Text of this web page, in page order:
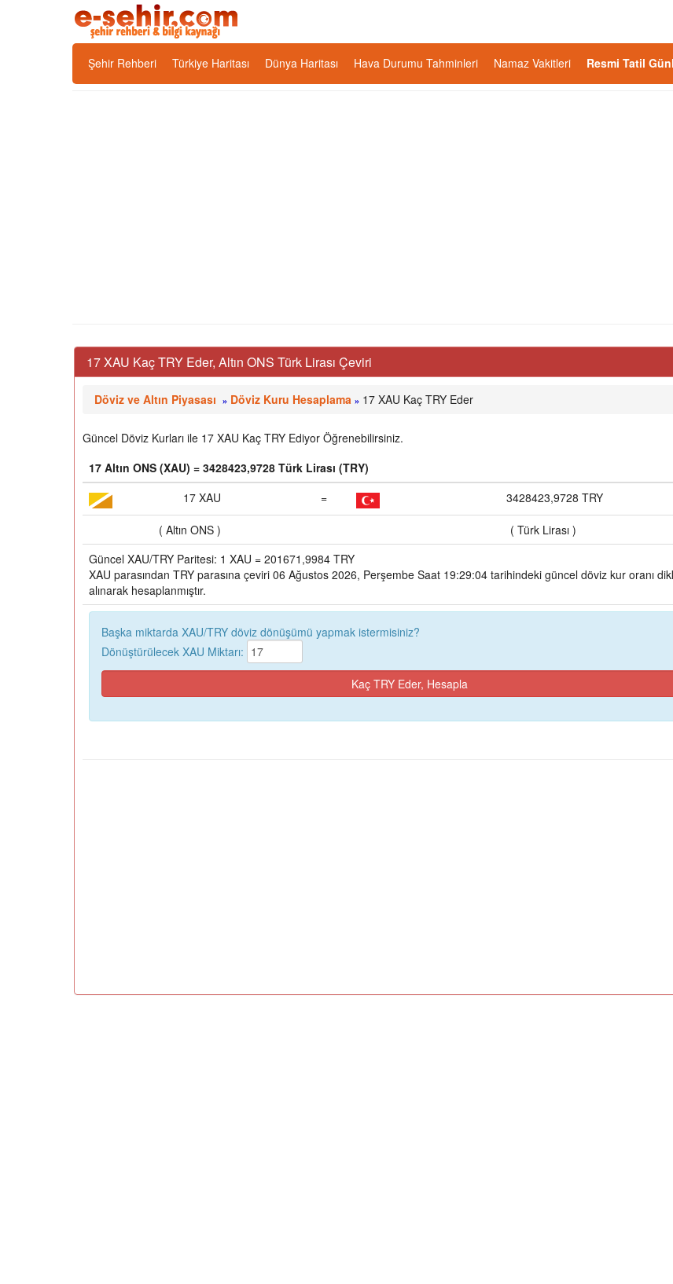
Şehir Rehberi Türkiye Haritası Dünya Haritası Hava Durumu Tahminleri Namaz Vakitleri Resmi Tatil
17 XAU Kaç TRY Eder, Altın ONS Türk Lirası Çeviri
Döviz ve Altın Piyasası » Döviz Kuru Hesaplama » 17 XAU Kaç TRY Eder
Güncel Döviz Kurları ile 17 XAU Kaç TRY Ediyor Öğrenebilirsiniz.
17 Altın ONS (XAU) = 3428423,9728 Türk Lirası (TRY)
17 XAU
= 3428423,9728 TRY
( Altın ONS )
( Türk Lirası )
Güncel XAU/TRY Paritesi: 1 XAU = 201671,9984 TRY
XAU parasından TRY parasına çeviri 06 Ağustos 2026, Perşembe Saat 19:29:04 tarihindeki güncel döviz kur oranı
alınarak hesaplanmıştır.
Başka miktarda XAU/TRY döviz dönüşümü yapmak istermisiniz?
Dönüştürülecek XAU Miktarı: